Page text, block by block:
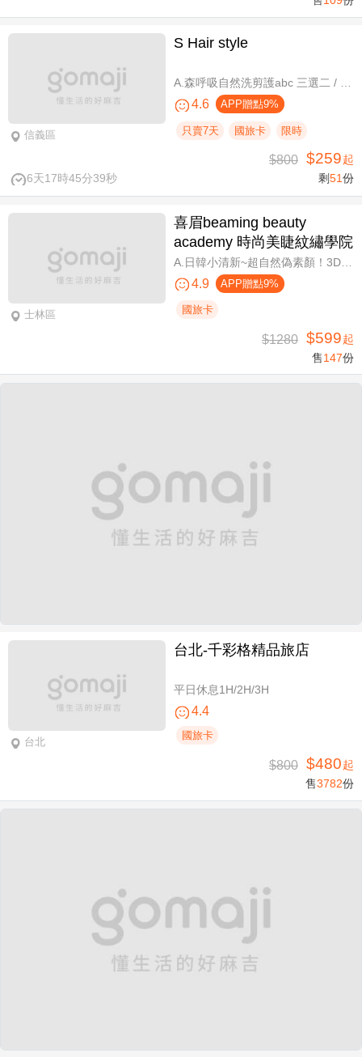
信義區
S Hair style
4.6 APP贈點9%
只賣7天 國旅卡 限時
6天17時45分39秒
$800 $259起
剩51份
士林區
喜眉beaming beauty
academy 時尚美睫紋繡學院
4.9 APP贈點9%
國旅卡
$1280 $599起
售147份
台北
台北-千彩格精品旅店
平日休息1H/2H/3H
4.4
國旅卡
$800 $480起
售3782份